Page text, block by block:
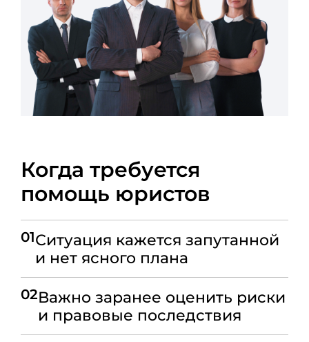
Когда требуется
помощь юристов
01Ситуация кажется запутанной
и нет ясного плана
02Важно заранее оценить риски
и правовые последствия